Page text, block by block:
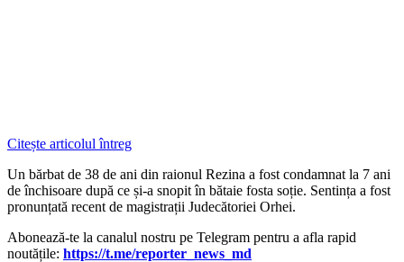
Citește articolul întreg
Un bărbat de 38 de ani din raionul Rezina a fost condamnat la 7 ani
de închisoare după ce și-a snopit în bătaie fosta soție. Sentința a fost
pronunțată recent de magistrații Judecătoriei Orhei.
‍Abonează-te la canalul nostru pe Telegram pentru a afla rapid
noutățile: https://t.me/reporter_news_md